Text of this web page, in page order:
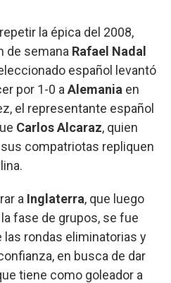
la épica del 2008,
de semana Rafael Nadal
español levantó
por 1-0 a Alemania en
el representante español
Carlos Alcaraz, quien
compatriotas repliquen
a Inglaterra, que luego
fase de grupos, se fue
las rondas eliminatorias y
en busca de dar
tiene como goleador a